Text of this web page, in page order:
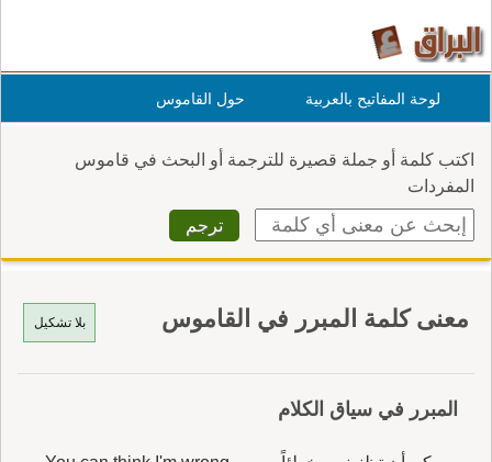
لوحة المفاتيح بالعربية حول القاموس
اكتب كلمة أو جملة قصيرة للترجمة أو البحث في قاموس
المفردات
بلا تشكيل معنى كلمة المبرر في القاموس
المبرر في سياق الكلام